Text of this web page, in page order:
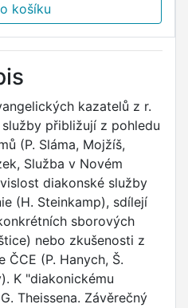
košíku
kazatelů z r.
přibližují z pohledu
(P. Sláma, Mojžíš,
Služba v Novém
diakonské služby
(H. Steinkamp), sdílejí
sborových
nebo zkušenosti z
ČCE (P. Hanych, Š.
K "diakonickému
Theissena. Závěrečný